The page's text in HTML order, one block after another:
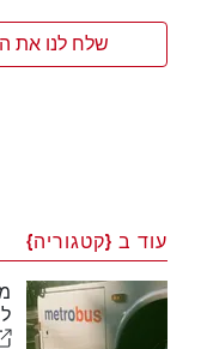
שלח לנו את
עוד ב {קטגוריה}